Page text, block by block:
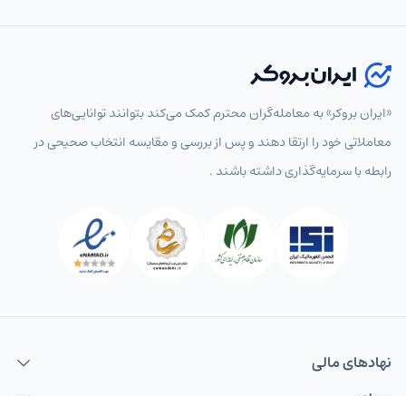
«ایران بروکر» به معامله‌گران محترم کمک می‌کند بتوانند توانایی‌های
معاملاتی خود را ارتقا دهند و پس از بررسی و مقایسه انتخاب‌ صحیحی در
رابطه با سرمایه‌گذاری داشته باشند .
نهاد‌های مالی